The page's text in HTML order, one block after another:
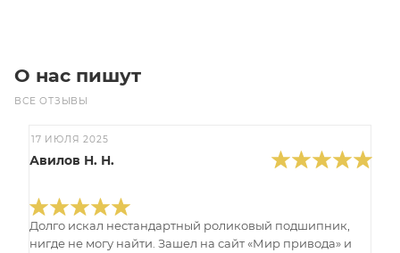
О нас пишут
ВСЕ ОТЗЫВЫ
17 ИЮЛЯ 2025
Авилов Н. Н.
Долго искал нестандартный роликовый подшипник,
нигде не могу найти. Зашел на сайт «Мир привода» и